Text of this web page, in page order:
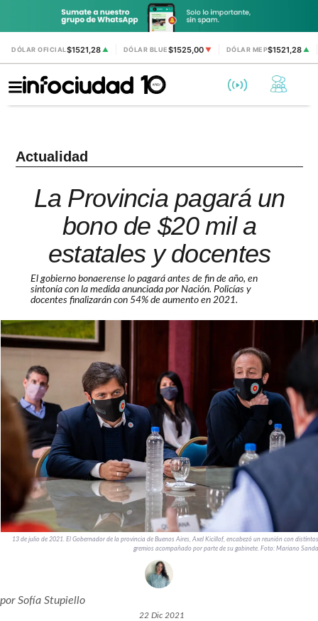
DÓLAR OFICIAL$1521,28 ▲ DÓLAR BLUE$1525,00 ▼ DÓLAR MEP$1521,28▲
Actualidad
La Provincia pagará un
bono de $20 mil a
estatales y docentes
El gobierno bonaerense lo pagará antes de fin de año, en
sintonía con la medida anunciada por Nación. Policías y
docentes finalizarán con 54% de aumento en 2021.
13 de julio de 2021. El Gobernador de la provincia de Buenos Aires, Axel Kicillof, encabezó un reunión con
gremios acompañado por parte de su gabinete. Foto: Mariano
porSofía Stupiello
22 Dic 2021